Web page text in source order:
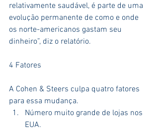
relativamente saudável, é parte de uma
evolução permanente de como e onde
os norte-americanos gastam seu
dinheiro”, diz o relatório.
4 Fatores
A Cohen & Steers culpa quatro fatores
para essa mudança.
Número muito grande de lojas nos
EUA.